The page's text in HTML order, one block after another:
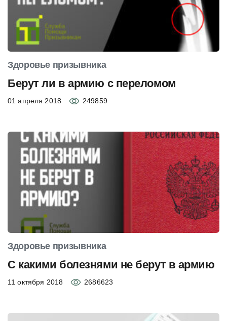
Здоровье призывника
Берут ли в армию с переломом
01 апреля 2018 249859
Здоровье призывника
С какими болезнями не берут в армию
11 октября 2018 2686623